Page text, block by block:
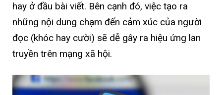
hay ở đầu bài viết. Bên cạnh đó, việc tạo ra
những nội dung chạm đến cảm xúc của người
đọc (khóc hay cười) sẽ dễ gây ra hiệu ứng lan
truyền trên mạng xã hội.